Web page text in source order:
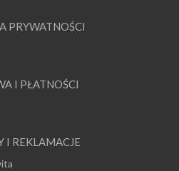
PRYWATNOŚCI
I PŁATNOŚCI
I REKLAMACJE